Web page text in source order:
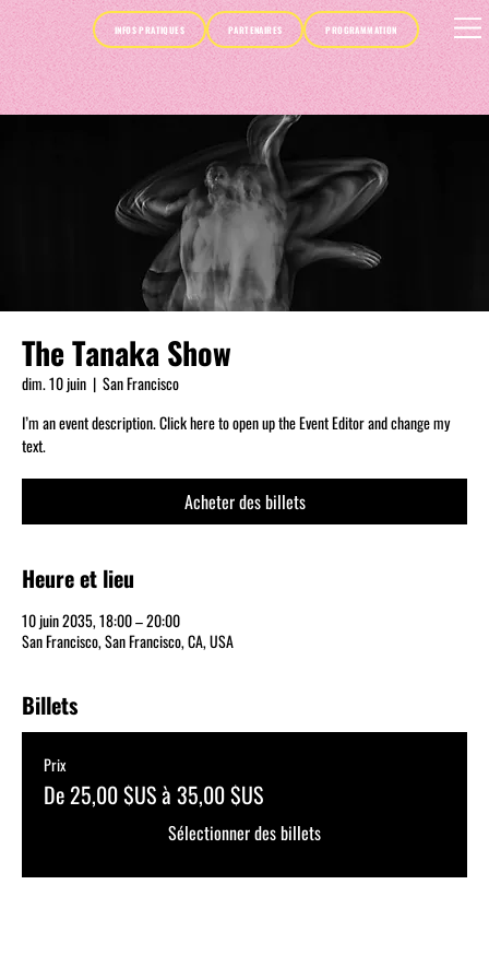
INFOS PRATIQUES PARTENAIRES PROGRAMMATION
The Tanaka Show
dim. 10 juin
  |
San Francisco
I’m an event description. Click here to open up the Event Editor and change my
text.
Acheter des billets
Heure et lieu
10 juin 2035, 18:00 – 20:00
San Francisco, San Francisco, CA, USA
Billets
Prix
De 25,00 $US à 35,00 $US
Sélectionner des billets